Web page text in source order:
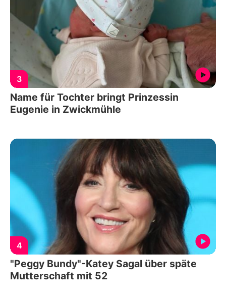
3
Name für Tochter bringt Prinzessin
Eugenie in Zwickmühle
4
"Peggy Bundy"-Katey Sagal über späte
Mutterschaft mit 52